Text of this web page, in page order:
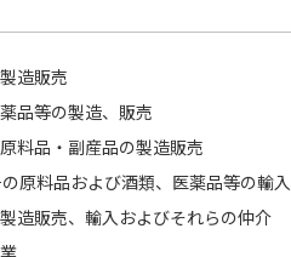
造販売
品等の製造、販売
料品・副産品の製造販売
原料品および酒類、医薬品等の輸入
造販売、輸入およびそれらの仲介